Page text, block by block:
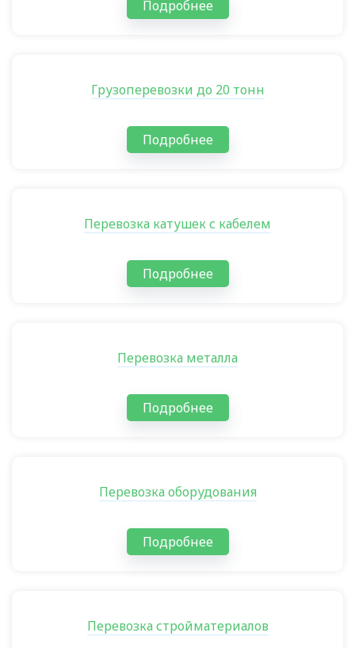
Подробнее
Грузоперевозки до 20 тонн
Подробнее
Перевозка катушек с кабелем
Подробнее
Перевозка металла
Подробнее
Перевозка оборудования
Подробнее
Перевозка стройматериалов